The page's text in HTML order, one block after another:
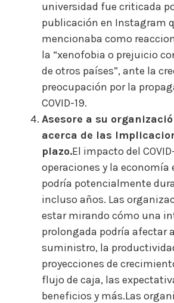
universidad fue criticada
publicación en Instagram
mencionaba como
la “xenofobia o prejuicio
de otros países”, ante la
preocupación por la
COVID-19.
Asesore a su
acerca de las
plazo.El impacto del
operaciones y la economía
podría potencialmente
incluso años. Las
estar mirando cómo una
prolongada podría afectar
suministro, la
proyecciones de
flujo de caja, las
beneficios y más.Las